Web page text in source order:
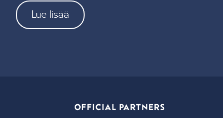
Lue lisää
OFFICIAL PARTNERS